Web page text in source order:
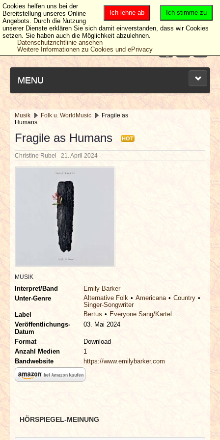
MENU
NEUESTE ARTIKEL
NEWS & DATES
BERICHTE
VERLOSUNGEN
INTERVIEWS
SPECIALS
REDAKTION
LINKS
ARCHIV
Musik Folk u. WorldMusic
Fragile as
Humans
Fragile as Humans HOT
Christine Rubel 21. April 2024
MUSIK
Interpret/Band
Emily Barker
Unter-Genre
Alternative Folk Americana
Country
Singer-Songwriter
Label
Bertus
Everyone Sang/Kartel
Veröffentlichungs-
Datum
03. Mai 2024
Format
Download
Anzahl Medien
1
Bandwebsite
https://www.emilybarker.com
HÖRSPIEGEL-MEINUNG
Ich stimme zu
Ich lehne ab
Cookies helfen uns bei der
Bereitstellung unseres Online-
Angebots. Durch die Nutzung
unserer Dienste erklären Sie sich damit einverstanden, dass wir Cookies
setzen. Sie haben auch die Möglichkeit abzulehnen.
Datenschutzrichtlinie ansehen
Weitere Informationen zu Cookies und ePrivacy